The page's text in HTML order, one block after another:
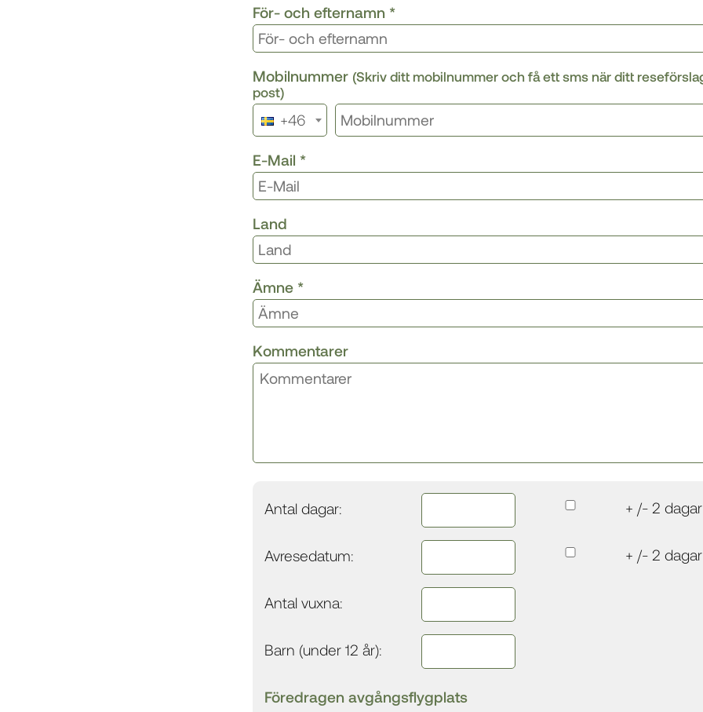
För- och efternamn *
Mobilnummer (Skriv ditt mobilnummer och få ett sms när ditt
post)
+46
E-Mail *
Land
Ämne *
Kommentarer
Antal dagar: + /- 2
Avresedatum: + /- 2
Antal vuxna:
Barn (under 12 år):
Föredragen avgångsflygplats